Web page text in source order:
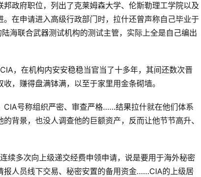
政府职位，列出了克莱姆森大学、伦斯勒理工学院以及
在申请进入高级行政部门时，拉什还曾声称自己毕业于
海联合武器测试机构的测试主管，实际上全是自己编出
，在机构内安安稳稳当官当了十多年，其间还数次晋
，赚得盘满钵满，以至于家里用金条砌墙。
号称组织严密、审查严格……结果拉什就在他们体系
背景，也没人调查他的巨额资产，反而让他节节高升、
续多次向上级递交经费申领申请，说是要用于海外秘密
人员线下交易、秘密安置的备用资金……CIA的上级居